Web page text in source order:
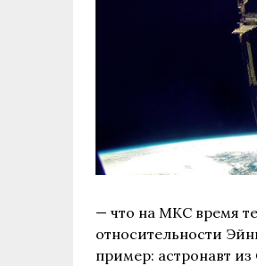
— что на МКС время
относительности
пример: астронавт